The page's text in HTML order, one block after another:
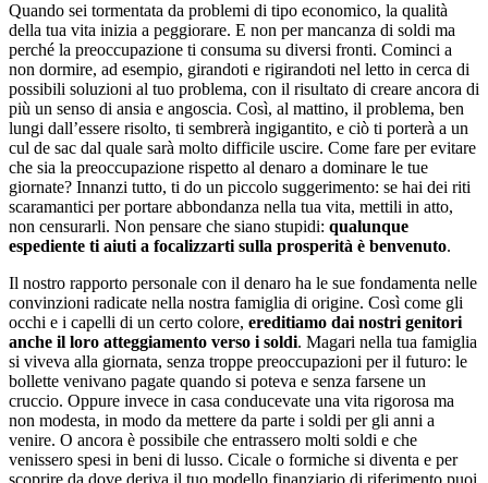
Quando sei tormentata da problemi di tipo economico, la qualità
della tua vita inizia a peggiorare. E non per mancanza di soldi ma
perché la preoccupazione ti consuma su diversi fronti. Cominci a
non dormire, ad esempio, girandoti e rigirandoti nel letto in cerca di
possibili soluzioni al tuo problema, con il risultato di creare ancora di
più un senso di ansia e angoscia. Così, al mattino, il problema, ben
lungi dall’essere risolto, ti sembrerà ingigantito, e ciò ti porterà a un
cul de sac dal quale sarà molto difficile uscire. Come fare per evitare
che sia la preoccupazione rispetto al denaro a dominare le tue
giornate? Innanzi tutto, ti do un piccolo suggerimento: se hai dei riti
scaramantici per portare abbondanza nella tua vita, mettili in atto,
non censurarli. Non pensare che siano stupidi: qualunque
espediente ti aiuti a focalizzarti sulla prosperità è benvenuto.
Il nostro rapporto personale con il denaro ha le sue fondamenta nelle
convinzioni radicate nella nostra famiglia di origine. Così come gli
occhi e i capelli di un certo colore, ereditiamo dai nostri genitori
anche il loro atteggiamento verso i soldi. Magari nella tua famiglia
si viveva alla giornata, senza troppe preoccupazioni per il futuro: le
bollette venivano pagate quando si poteva e senza farsene un
cruccio. Oppure invece in casa conducevate una vita rigorosa ma
non modesta, in modo da mettere da parte i soldi per gli anni a
venire. O ancora è possibile che entrassero molti soldi e che
venissero spesi in beni di lusso. Cicale o formiche si diventa e per